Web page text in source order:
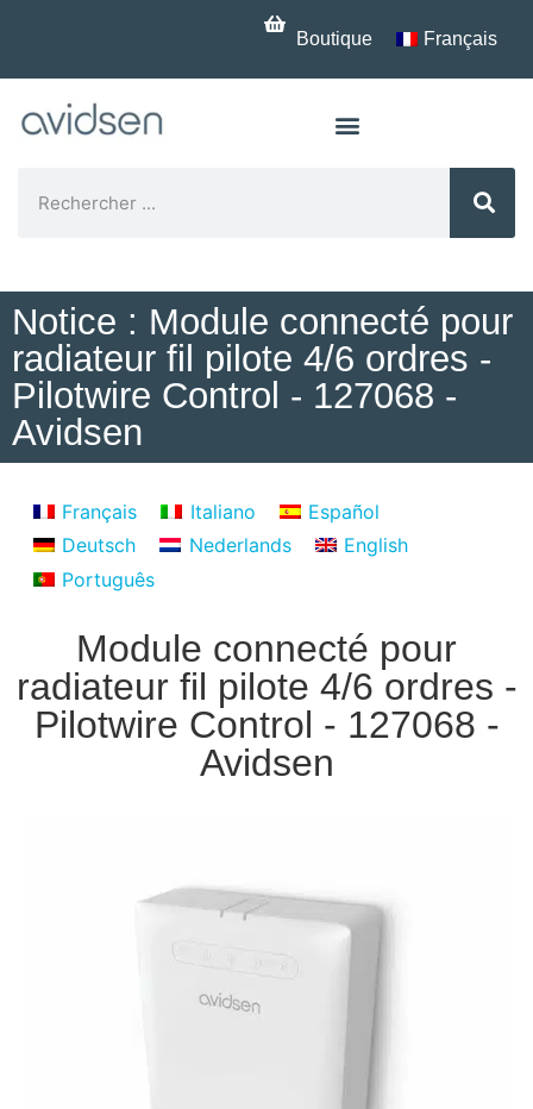
Boutique Français
Notice : Module connecté pour
radiateur fil pilote 4/6 ordres -
Pilotwire Control - 127068 -
Avidsen
Français Italiano
Español
Deutsch
Nederlands
English
Português
Module connecté pour
radiateur fil pilote 4/6 ordres -
Pilotwire Control - 127068 -
Avidsen